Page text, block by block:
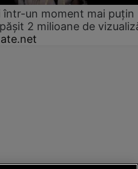
într-un moment mai puțin
2 milioane de